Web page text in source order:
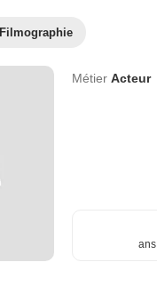
Filmographie
Métier Acteur